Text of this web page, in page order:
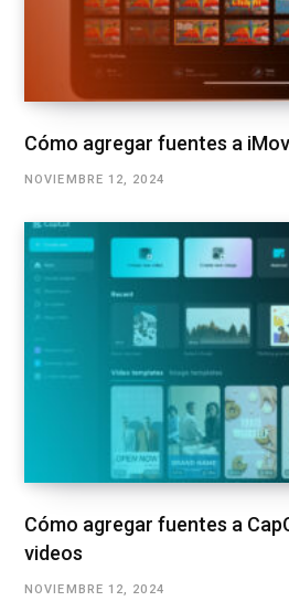
Cómo agregar fuentes a
NOVIEMBRE 12, 2024
Cómo agregar fuentes a
videos
NOVIEMBRE 12, 2024